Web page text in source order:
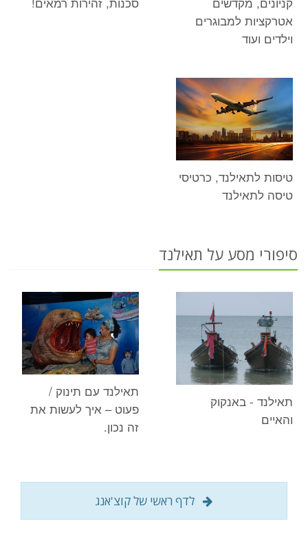
אטרקציות למבוגרים
וילדים ועוד
טיסות לתאילנד, כרטיסי
טיסה לתאילנד
סיפורי מסע על תאילנד
תאילנד - באנקוק
והאיים
תאילנד עם תינוק /
פעוט – איך לעשות את
זה נכון.
לדף ראשי של קוצ'אנג